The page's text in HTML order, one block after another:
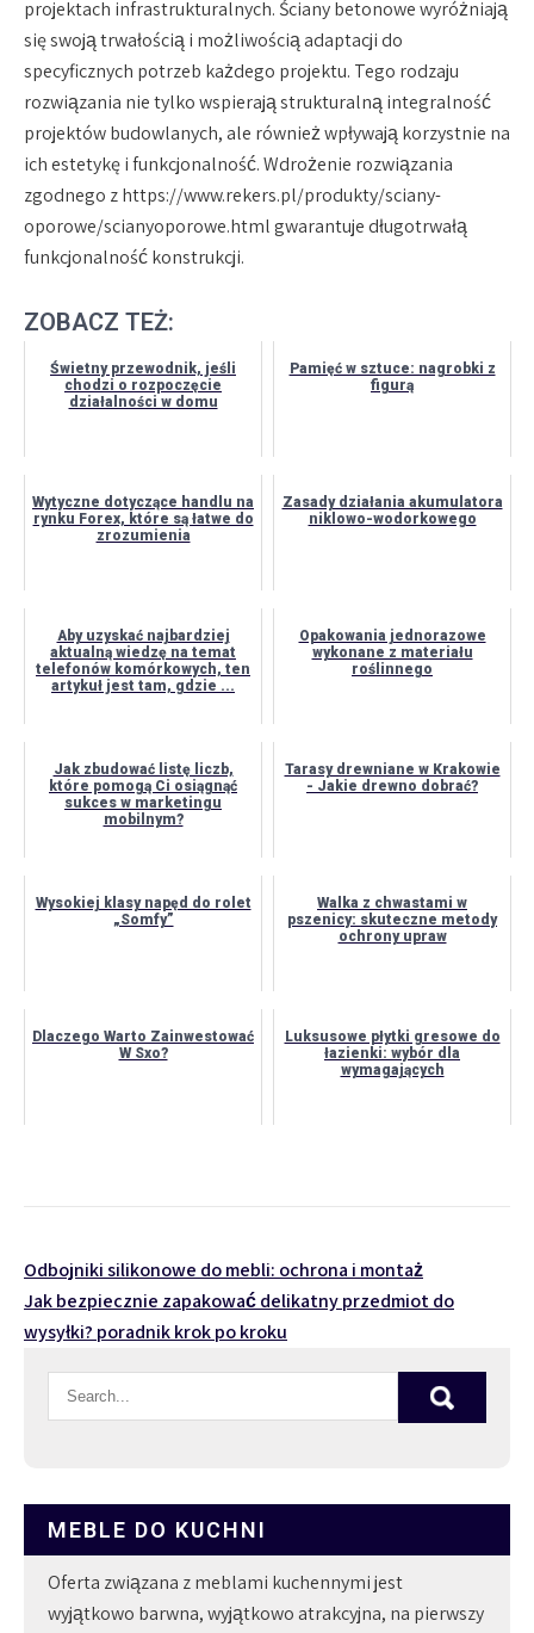
projektach infrastrukturalnych. Ściany betonowe wyróżniają
się swoją trwałością i możliwością adaptacji do
specyficznych potrzeb każdego projektu. Tego rodzaju
rozwiązania nie tylko wspierają strukturalną integralność
projektów budowlanych, ale również wpływają korzystnie na
ich estetykę i funkcjonalność. Wdrożenie rozwiązania
zgodnego z https://www.rekers.pl/produkty/sciany-
oporowe/scianyoporowe.html gwarantuje długotrwałą
funkcjonalność konstrukcji.
ZOBACZ TEŻ:
Świetny przewodnik, jeśli
chodzi o rozpoczęcie
działalności w domu
Pamięć w sztuce: nagrobki z
figurą
Wytyczne dotyczące handlu na
rynku Forex, które są łatwe do
zrozumienia
Zasady działania akumulatora
niklowo-wodorkowego
Aby uzyskać najbardziej
aktualną wiedzę na temat
telefonów komórkowych, ten
artykuł jest tam, gdzie ...
Opakowania jednorazowe
wykonane z materiału
roślinnego
Jak zbudować listę liczb,
które pomogą Ci osiągnąć
sukces w marketingu
mobilnym?
Tarasy drewniane w Krakowie
- Jakie drewno dobrać?
Wysokiej klasy napęd do rolet
„Somfy”
Walka z chwastami w
pszenicy: skuteczne metody
ochrony upraw
Dlaczego Warto Zainwestować
W Sxo?
Luksusowe płytki gresowe do
łazienki: wybór dla
wymagających
Nawigacja
wpisu
Odbojniki silikonowe do mebli: ochrona i montaż
Jak bezpiecznie zapakować delikatny przedmiot do
wysyłki? poradnik krok po kroku
MEBLE DO KUCHNI
Oferta związana z meblami kuchennymi jest
wyjątkowo barwna, wyjątkowo atrakcyjna, na pierwszy